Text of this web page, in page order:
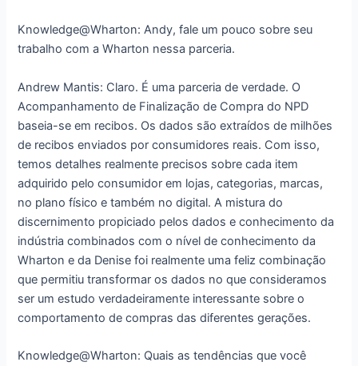
Knowledge@Wharton: Andy, fale um pouco sobre seu
trabalho com a Wharton nessa parceria.
Andrew Mantis: Claro. É uma parceria de verdade. O
Acompanhamento de Finalização de Compra do NPD
baseia-se em recibos. Os dados são extraídos de milhões
de recibos enviados por consumidores reais. Com isso,
temos detalhes realmente precisos sobre cada item
adquirido pelo consumidor em lojas, categorias, marcas,
no plano físico e também no digital. A mistura do
discernimento propiciado pelos dados e conhecimento da
indústria combinados com o nível de conhecimento da
Wharton e da Denise foi realmente uma feliz combinação
que permitiu transformar os dados no que consideramos
ser um estudo verdadeiramente interessante sobre o
comportamento de compras das diferentes gerações.
Knowledge@Wharton: Quais as tendências que você